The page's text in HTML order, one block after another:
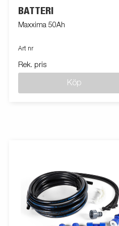
BATTERI
Maxxima 50Ah
Art nr
Rek. pris
Köp